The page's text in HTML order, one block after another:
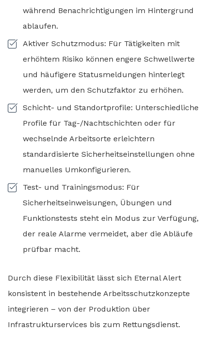
während Benachrichtigungen im Hintergrund
ablaufen.
Aktiver Schutzmodus: Für Tätigkeiten mit
erhöhtem Risiko können engere Schwellwerte
und häufigere Statusmeldungen hinterlegt
werden, um den Schutzfaktor zu erhöhen.
Schicht- und Standortprofile: Unterschiedliche
Profile für Tag-/Nachtschichten oder für
wechselnde Arbeitsorte erleichtern
standardisierte Sicherheitseinstellungen ohne
manuelles Umkonfigurieren.
Test- und Trainingsmodus: Für
Sicherheitseinweisungen, Übungen und
Funktionstests steht ein Modus zur Verfügung,
der reale Alarme vermeidet, aber die Abläufe
prüfbar macht.
Durch diese Flexibilität lässt sich Eternal Alert
konsistent in bestehende Arbeitsschutzkonzepte
integrieren – von der Produktion über
Infrastrukturservices bis zum Rettungsdienst.